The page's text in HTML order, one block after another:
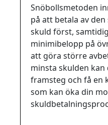
Snöbollsmetoden
på att betala av
skuld först,
minimibelopp på
att göra större
minsta skulden
framsteg och få en
som kan öka din